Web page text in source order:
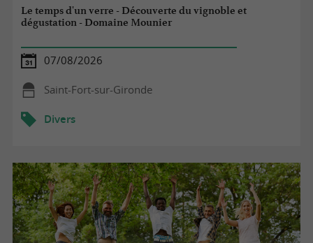
Le temps d'un verre - Découverte du vignoble et
dégustation - Domaine Mounier
07/08/2026
Saint-Fort-sur-Gironde
Divers